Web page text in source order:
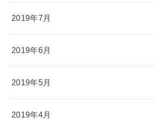
2019年7月
2019年6月
2019年5月
2019年4月